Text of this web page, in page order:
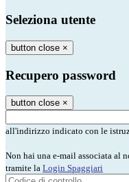
Seleziona utente
button close ×
Recupero password
button close ×
all'indirizzo indicato con le
Non hai una e-mail associata al
tramite la Login Spaggiari